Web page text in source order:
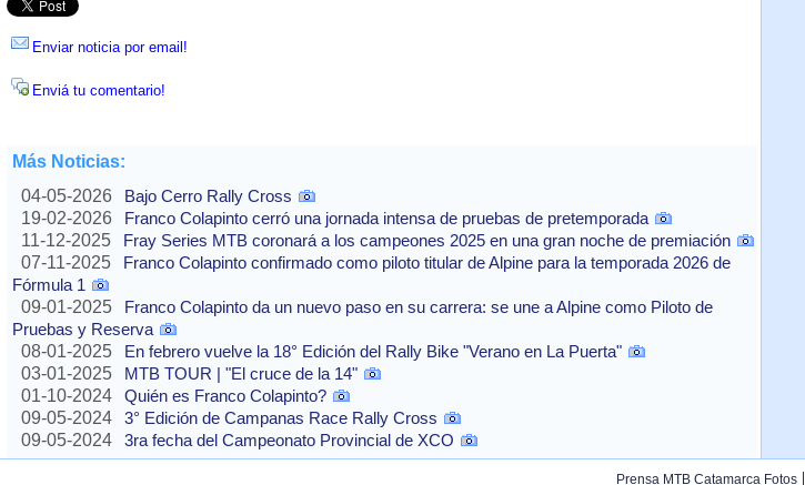
Enviar noticia por email!
Enviá tu comentario!
Más Noticias:
04-05-2026
Bajo Cerro Rally Cross
19-02-2026
Franco Colapinto cerró una jornada intensa de pruebas de pretemporada
11-12-2025
Fray Series MTB coronará a los campeones 2025 en una gran noche de premiación
07-11-2025
Franco Colapinto confirmado como piloto titular de Alpine para la temporada 2026 de
Fórmula 1
09-01-2025
Franco Colapinto da un nuevo paso en su carrera: se une a Alpine como Piloto de
Pruebas y Reserva
08-01-2025
En febrero vuelve la 18° Edición del Rally Bike "Verano en La Puerta"
03-01-2025
MTB TOUR | "El cruce de la 14"
01-10-2024
Quién es Franco Colapinto?
09-05-2024
3° Edición de Campanas Race Rally Cross
09-05-2024
3ra fecha del Campeonato Provincial de XCO
Prensa MTB Catamarca Fotos|